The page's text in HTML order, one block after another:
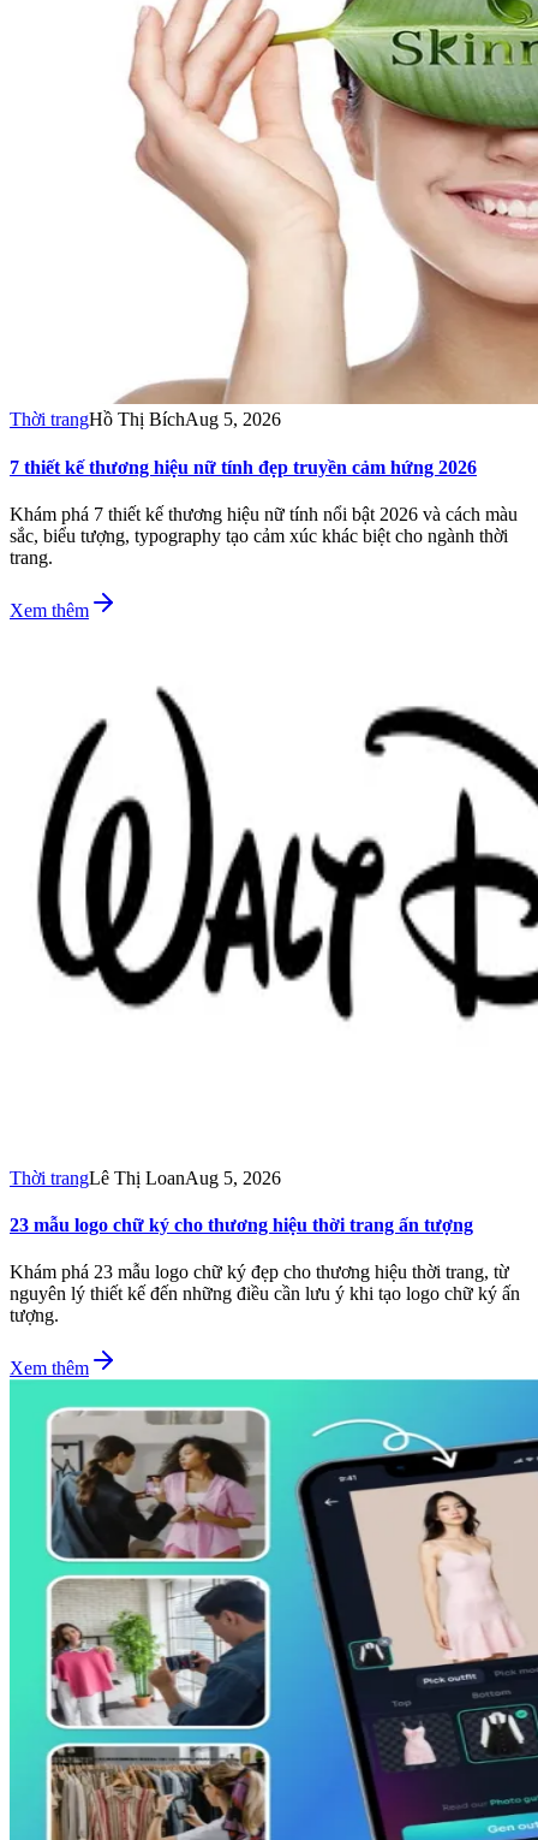
Thời trangHồ Thị BíchAug 5, 2026
7 thiết kế thương hiệu nữ tính đẹp truyền cảm hứng 2026
Khám phá 7 thiết kế thương hiệu nữ tính nổi bật 2026 và cách màu
sắc, biểu tượng, typography tạo cảm xúc khác biệt cho ngành thời
trang.
Xem thêm
Thời trangLê Thị LoanAug 5, 2026
23 mẫu logo chữ ký cho thương hiệu thời trang ấn tượng
Khám phá 23 mẫu logo chữ ký đẹp cho thương hiệu thời trang, từ
nguyên lý thiết kế đến những điều cần lưu ý khi tạo logo chữ ký ấn
tượng.
Xem thêm